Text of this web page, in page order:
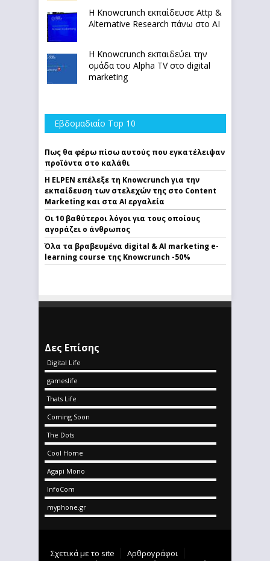
Η Knowcrunch εκπαίδευσε Attp &
Alternative Research πάνω στο ΑΙ
Η Knowcrunch εκπαιδεύει την
ομάδα του Alpha TV στο digital
marketing
Εβδομαδιαίο Top 10
Πως θα φέρω πίσω αυτούς που εγκατέλειψαν
προϊόντα στο καλάθι
Η ELPEN επέλεξε τη Knowcrunch για την
εκπαίδευση των στελεχών της στο Content
Marketing και στα AI εργαλεία
Οι 10 βαθύτεροι λόγοι για τους οποίους
αγοράζει ο άνθρωπος
Όλα τα βραβευμένα digital & AI marketing e-
learning course της Knowcrunch -50%
Δες Επίσης
Digital Life
gameslife
Thats Life
Coming Soon
The Dots
Cool Home
Agapi Mono
InfoCom
myphone.gr
Σχετικά με το site
Αρθρογράφοι